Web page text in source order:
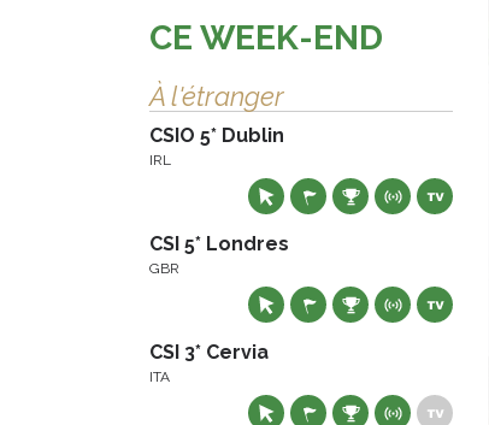
CE WEEK-END
À l'étranger
CSIO 5* Dublin
IRL
CSI 5* Londres
GBR
CSI 3* Cervia
ITA